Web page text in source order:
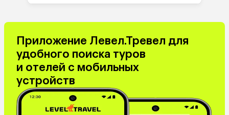
Филиппины
Саудовская Аравия
Бахрейн
Куба
Греция
Италия
Испания
Венгрия
Приложение Левел.Тревел для
удобного поиска туров
и отелей с мобильных
устройств